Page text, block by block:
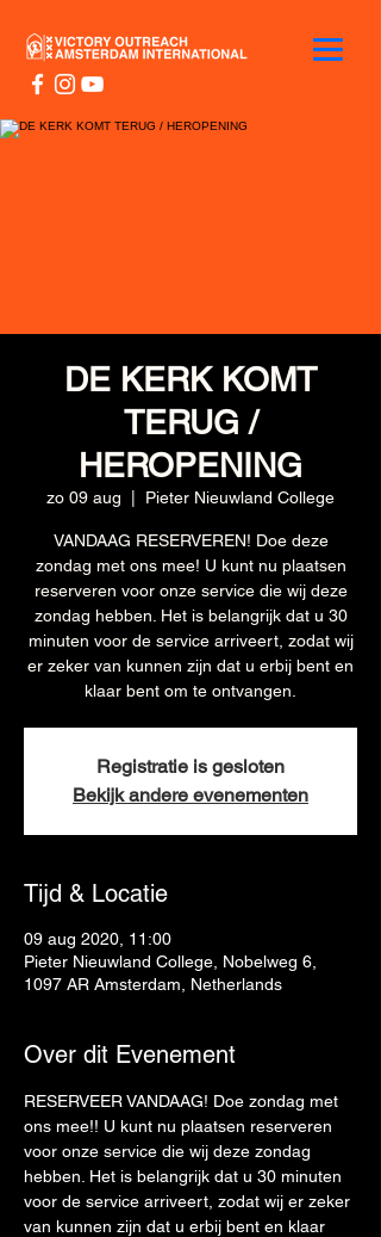
DE KERK KOMT
TERUG /
HEROPENING
zo 09 aug Pieter Nieuwland College
VANDAAG RESERVEREN! Doe deze
zondag met ons mee! U kunt nu plaatsen
reserveren voor onze service die wij deze
zondag hebben. Het is belangrijk dat u 30
minuten voor de service arriveert, zodat wij
er zeker van kunnen zijn dat u erbij bent en
klaar bent om te ontvangen.
Registratie is gesloten
Bekijk andere evenementen
Tijd & Locatie
09 aug 2020, 11:00
Pieter Nieuwland College, Nobelweg 6,
1097 AR Amsterdam, Netherlands
Over dit Evenement
RESERVEER VANDAAG! Doe zondag met
ons mee!! U kunt nu plaatsen reserveren
voor onze service die wij deze zondag
hebben. Het is belangrijk dat u 30 minuten
voor de service arriveert, zodat wij er zeker
van kunnen zijn dat u erbij bent en klaar